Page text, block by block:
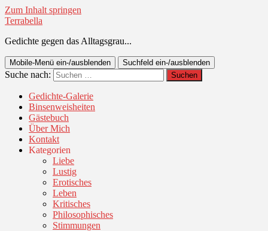
Zum Inhalt springen
Terrabella
Gedichte gegen das Alltagsgrau...
Mobile-Menü ein-/ausblenden Suchfeld ein-/ausblenden
Suche nach:
Gedichte-Galerie
Binsenweisheiten
Gästebuch
Über Mich
Kontakt
Kategorien
Liebe
Lustig
Erotisches
Leben
Kritisches
Philosophisches
Stimmungen